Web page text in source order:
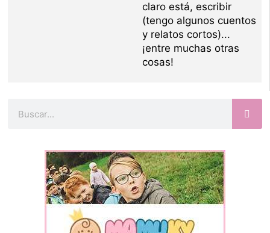
claro está, escribir
(tengo algunos cuentos
y relatos cortos)...
¡entre muchas otras
cosas!